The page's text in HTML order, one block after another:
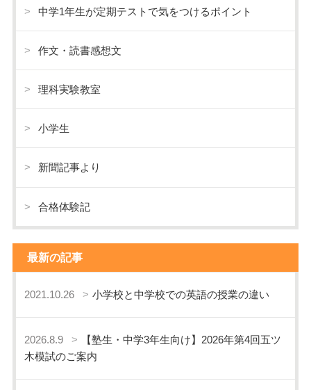
中学1年生が定期テストで気をつけるポイント
作文・読書感想文
理科実験教室
小学生
新聞記事より
合格体験記
最新の記事
2021.10.26 小学校と中学校での英語の授業の違い
2026.8.9
【塾生・中学3年生向け】2026年第4回五ツ
木模試のご案内